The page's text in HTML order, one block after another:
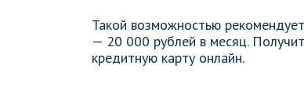
Такой возможностью
— 20 000 рублей в месяц.
кредитную карту онлайн.